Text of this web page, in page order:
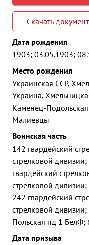
Скачать
Дата рождения
1903; 03.05.1903;
Место рождения
Украинская ССР,
Украина,
Каменец-
Малиевцы
Воинская часть
142 гвардейский
стрелковой
гвардейский
стрелковой
242 гвардейский
стрелковой
Польская пд 1
Дата призыва